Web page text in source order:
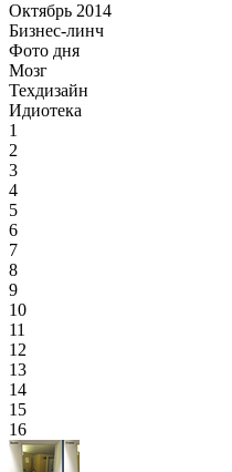
Октябрь 2014
Бизнес-линч
Фото дня
Мозг
Техдизайн
Идиотека
1
2
3
4
5
6
7
8
9
10
11
12
13
14
15
16